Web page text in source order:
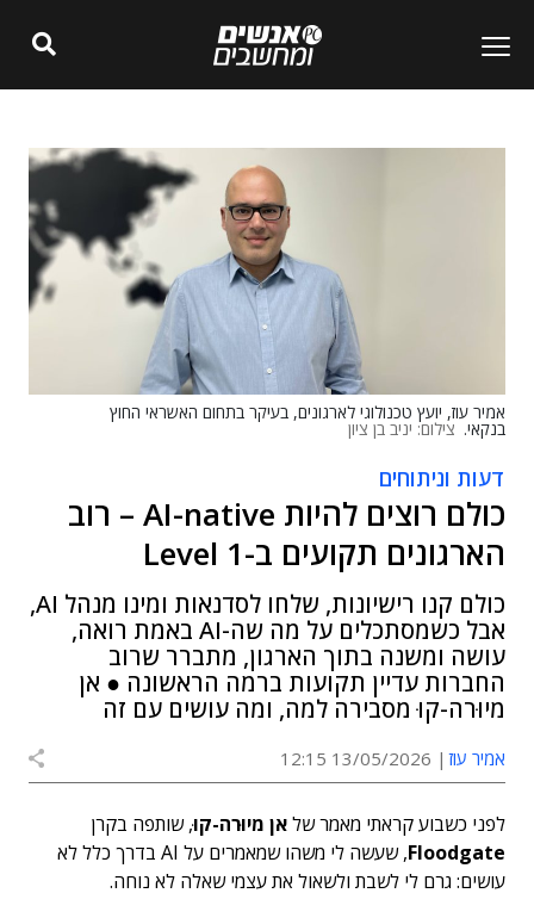
אמיר עוז, יועץ טכנולוגי לארגונים, בעיקר בתחום האשראי החוץ
בנקאי. צילום: יניב בן ציון
דעות וניתוחים
כולם רוצים להיות AI-native – רוב
הארגונים תקועים ב-Level 1
כולם קנו רישיונות, שלחו לסדנאות ומינו מנהל AI,
אבל כשמסתכלים על מה שה-AI באמת רואה,
עושה ומשנה בתוך הארגון, מתברר שרוב
החברות עדיין תקועות ברמה הראשונה ● אן
מיוּרה-קוּ מסבירה למה, ומה עושים עם זה
אמיר עוז 13/05/2026 12:15
לפני כשבועקראתי מאמרשלאן מיוּרה-קוּ,שותפה בקרן
Floodgate
, שעשה לי משהו שמאמרים על AI בדרך כלל לא
עושים: גרם לי לשבת ולשאול את עצמי שאלה לא נוחה.